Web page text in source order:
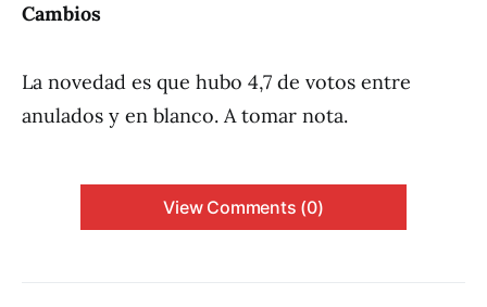
Cambios
La novedad es que hubo 4,7 de votos entre
anulados y en blanco. A tomar nota.
View Comments (0)